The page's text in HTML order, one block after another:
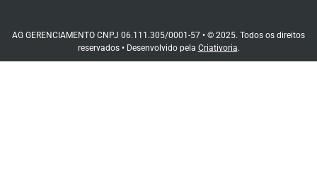
AG GERENCIAMENTO CNPJ 06.111.305/0001-57 • © 2025. Todos os direitos
reservados • Desenvolvido pela Criativoria.